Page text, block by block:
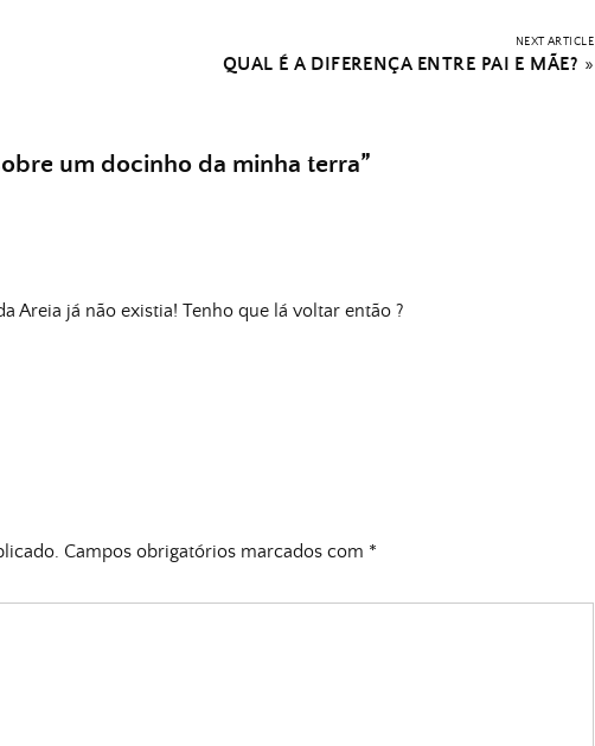
NEXT ARTICLE
QUAL É A DIFERENÇA ENTRE PAI E MÃE? »
um docinho da minha terra”
Areia já não existia! Tenho que lá voltar então ?
Campos obrigatórios marcados com *